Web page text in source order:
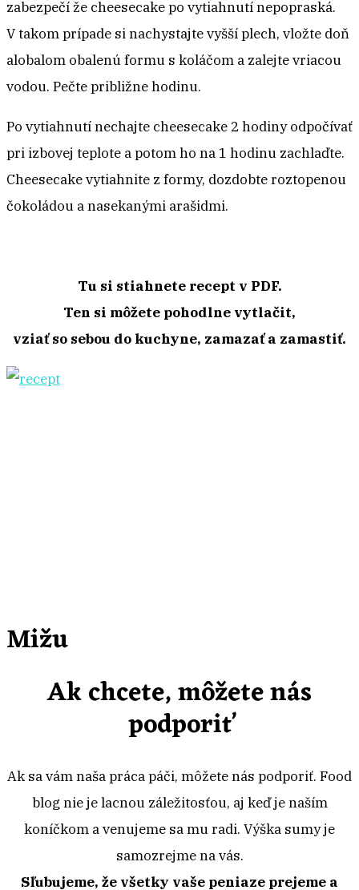
zabezpečí že cheesecake po vytiahnutí nepopraská.
V takom prípade si nachystajte vyšší plech, vložte doň
alobalom obalenú formu s koláčom a zalejte vriacou
vodou. Pečte približne hodinu.
Po vytiahnutí nechajte cheesecake 2 hodiny odpočívať
pri izbovej teplote a potom ho na 1 hodinu zachlaďte.
Cheesecake vytiahnite z formy, dozdobte roztopenou
čokoládou a nasekanými arašidmi.
Tu si stiahnete recept v PDF.
Ten si môžete pohodlne vytlačit,
vziať so sebou do kuchyne, zamazať a zamastiť.
Mižu
Ak chcete, môžete nás
podporiť
Ak sa vám naša práca páči, môžete nás podporiť. Food
blog nie je lacnou záležitosťou, aj keď je naším
koníčkom a venujeme sa mu radi. Výška sumy je
samozrejme na vás.
Sľubujeme, že všetky vaše peniaze prejeme a